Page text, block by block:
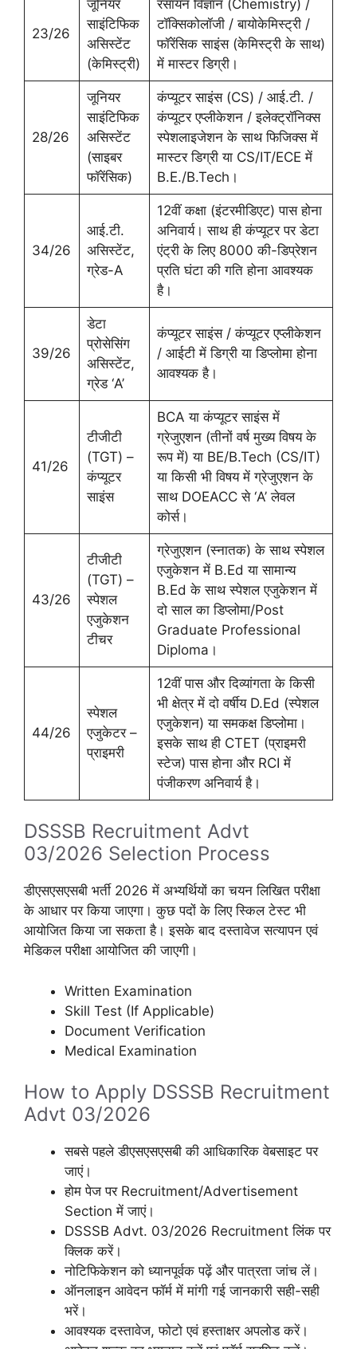
23/26
जूनियर
साइंटिफिक
असिस्टेंट
(केमिस्ट्री)
रसायन विज्ञान (Chemistry) /
टॉक्सिकोलॉजी / बायोकेमिस्ट्री /
फॉरेंसिक साइंस (केमिस्ट्री के साथ)
में मास्टर डिग्री।
28/26
जूनियर
साइंटिफिक
असिस्टेंट
(साइबर
फॉरेंसिक)
कंप्यूटर साइंस (CS) / आई.टी. /
कंप्यूटर एप्लीकेशन / इलेक्ट्रॉनिक्स
स्पेशलाइजेशन के साथ फिजिक्स में
मास्टर डिग्री या CS/IT/ECE में
B.E./B.Tech।
34/26
आई.टी.
असिस्टेंट,
ग्रेड-A
12वीं कक्षा (इंटरमीडिएट) पास होना
अनिवार्य। साथ ही कंप्यूटर पर डेटा
एंट्री के लिए 8000 की-डिप्रेशन
प्रति घंटा की गति होना आवश्यक
है।
39/26
डेटा
प्रोसेसिंग
असिस्टेंट,
ग्रेड ‘A’
कंप्यूटर साइंस / कंप्यूटर एप्लीकेशन
/ आईटी में डिग्री या डिप्लोमा होना
आवश्यक है।
41/26
टीजीटी
(TGT) –
कंप्यूटर
साइंस
BCA या कंप्यूटर साइंस में
ग्रेजुएशन (तीनों वर्ष मुख्य विषय के
रूप में) या BE/B.Tech (CS/IT)
या किसी भी विषय में ग्रेजुएशन के
साथ DOEACC से ‘A’ लेवल
कोर्स।
43/26
टीजीटी
(TGT) –
स्पेशल
एजुकेशन
टीचर
ग्रेजुएशन (स्नातक) के साथ स्पेशल
एजुकेशन में B.Ed या सामान्य
B.Ed के साथ स्पेशल एजुकेशन में
दो साल का डिप्लोमा/Post
Graduate Professional
Diploma।
44/26
स्पेशल
एजुकेटर –
प्राइमरी
12वीं पास और दिव्यांगता के किसी
भी क्षेत्र में दो वर्षीय D.Ed (स्पेशल
एजुकेशन) या समकक्ष डिप्लोमा।
इसके साथ ही CTET (प्राइमरी
स्टेज) पास होना और RCI में
पंजीकरण अनिवार्य है।
DSSSB Recruitment Advt
03/2026 Selection Process
डीएसएसएसबी भर्ती 2026 में अभ्यर्थियों का चयन लिखित परीक्षा
के आधार पर किया जाएगा। कुछ पदों के लिए स्किल टेस्ट भी
आयोजित किया जा सकता है। इसके बाद दस्तावेज सत्यापन एवं
मेडिकल परीक्षा आयोजित की जाएगी।
Written Examination
Skill Test (If Applicable)
Document Verification
Medical Examination
How to Apply DSSSB Recruitment
Advt 03/2026
सबसे पहले डीएसएसएसबी की आधिकारिक वेबसाइट पर
जाएं।
होम पेज पर Recruitment/Advertisement
Section में जाएं।
DSSSB Advt. 03/2026 Recruitment लिंक पर
क्लिक करें।
नोटिफिकेशन को ध्यानपूर्वक पढ़ें और पात्रता जांच लें।
ऑनलाइन आवेदन फॉर्म में मांगी गई जानकारी सही-सही
भरें।
आवश्यक दस्तावेज, फोटो एवं हस्ताक्षर अपलोड करें।